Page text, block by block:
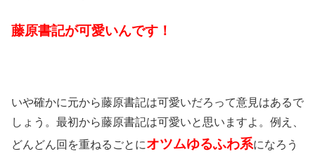
藤原書記が可愛いんです！
いや確かに元から藤原書記は可愛いだろって意見はあるで
しょう。最初から藤原書記は可愛いと思いますよ。例え、
どんどん回を重ねるごとにオツムゆるふわ系になろう